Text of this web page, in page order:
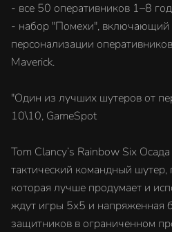
- все 50 оперативников 1–8
- набор "Помехи", включающий
персонализации
Maverick.
"Один из лучших шутеров от
10\10, GameSpot
Tom Clancy’s Rainbow Six
тактический командный шутер,
которая лучше продумает и
ждут игры 5х5 и напряженная
защитников в ограниченном